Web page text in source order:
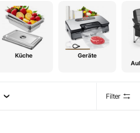
Küche
Geräte
Filter